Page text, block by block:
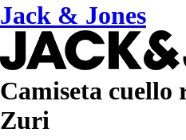
Jack & Jones
Camiseta
Zuri